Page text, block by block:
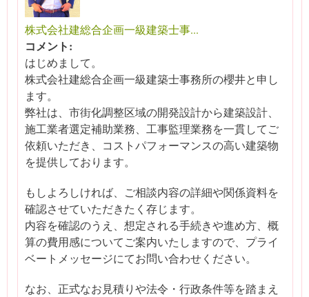
株式会社建総合企画一級建築士事...
コメント:
はじめまして。
株式会社建総合企画一級建築士事務所の櫻井と申し
ます。
弊社は、市街化調整区域の開発設計から建築設計、
施工業者選定補助業務、工事監理業務を一貫してご
依頼いただき、コストパフォーマンスの高い建築物
を提供しております。
もしよろしければ、ご相談内容の詳細や関係資料を
確認させていただきたく存じます。
内容を確認のうえ、想定される手続きや進め方、概
算の費用感についてご案内いたしますので、プライ
ベートメッセージにてお問い合わせください。
なお、正式なお見積りや法令・行政条件等を踏まえ